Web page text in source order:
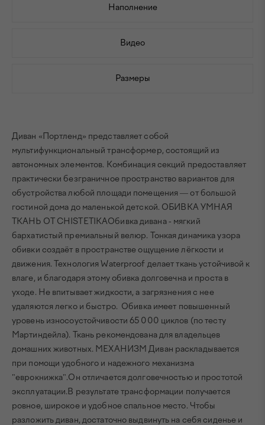
Наполнение
Видео
Размеры
Диван «Портленд» представляет собой
мультифункциональный трансформер, состоящий из
автономных элементов. Комбинация секций предоставляет
практически безграничное пространство вариантов для
обустройства любой площади помещения — от большой
гостиной дома до маленькой детской. ОБИВКА УМНАЯ
ТКАНЬ ОТ CHISTETIKAОбивка дивана - мягкий
бархатистый премиальный велюр. Тонкая динамика узора
обивки создаёт в пространстве ощущение лёгкости и
движения. Технология Waterproof делает ткань устойчивой к
влаге, и благодаря этому обивка долговечна и проста в
уходе. Не впитывает жидкости, а загрязнения с нее
удаляются легко и быстро. Обивка имеет повышенный
уровень износоустойчивости 65 000 циклов (по тесту
Мартиндейла). Ткань рекомендована для владельцев
домашних животных. МЕХАНИЗМ Диван раскладывается
при помощи удобного и надежного механизма
"еврокнижка".Он отличается долговечностью и простотой
эксплуатации.В результате трансформации получается
ровное, широкое и удобное спальное место. Чтобы
разложить диван, достаточно выдвинуть на себя сиденье и